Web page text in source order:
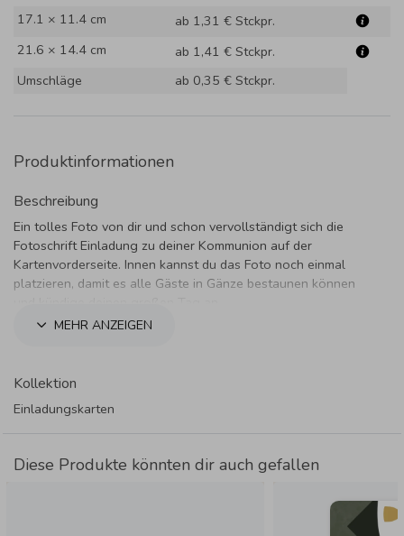
17.1 × 11.4 cm
ab 1,31 € Stckpr.
21.6 × 14.4 cm
ab 1,41 € Stckpr.
Umschläge
ab 0,35 € Stckpr.
Produktinformationen
Beschreibung
Ein tolles Foto von dir und schon vervollständigt sich die
Fotoschrift Einladung zu deiner Kommunion auf der
Kartenvorderseite. Innen kannst du das Foto noch einmal
platzieren, damit es alle Gäste in Gänze bestaunen können
MEHR ANZEIGEN
Kollektion
Einladungskarten
Diese Produkte könnten dir auch gefallen